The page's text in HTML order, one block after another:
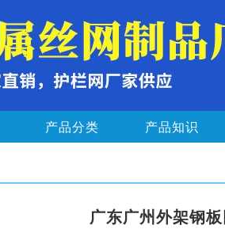
产品分类 产品知识
广东广州外架钢